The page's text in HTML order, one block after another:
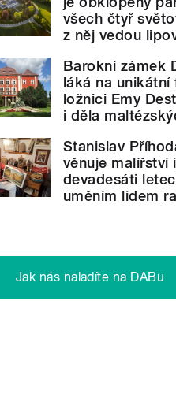
všech čtyř
z něj vedou
Barokní zámek
láká na unikátní
ložnici Emy
i děla
Stanislav
věnuje malířství
devadesáti
uměním lidem
Jak nás naladíte na DABu